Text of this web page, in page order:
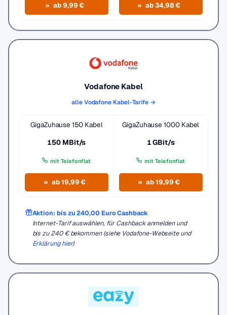
ab 9,99 € ab 34,98 €
Vodafone Kabel
alle Vodafone Kabel-Tarife →
GigaZuhause 150 Kabel
150 MBit/s
mit Telefonflat
ab 19,99 €
GigaZuhause 1000 Kabel
1 GBit/s
mit Telefonflat
ab 19,99 €
Aktion: bis zu 240,00 Euro Cashback
Internet-Tarif auswählen, für Cashback anmelden und
bis zu 240 € bekommen (siehe Vodafone-Webseite und
Erklärung hier)